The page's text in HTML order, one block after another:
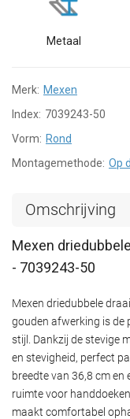
Metaal
Merk: Mexen
Index: 7039243-50
Vorm: Rond
Montagemethode: Op
Omschrijving
Mexen
- 7039243-50
Mexen driedubbele
gouden afwerking is de
stijl. Dankzij de stevige
en stevigheid, perfect
breedte van 36,8 cm en
ruimte voor
maakt comfortabel